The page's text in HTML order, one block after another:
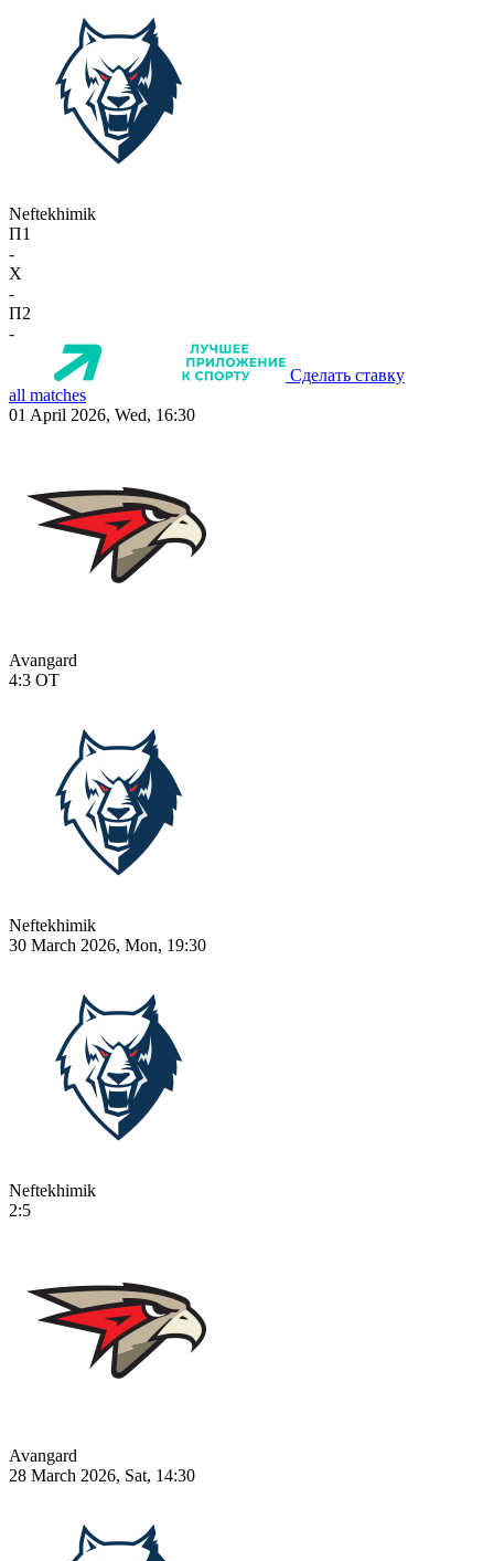
Neftekhimik
П1
-
X
-
П2
-
Сделать ставку
all matches
01 April 2026, Wed, 16:30
Avangard
4:3 OT
Neftekhimik
30 March 2026, Mon, 19:30
Neftekhimik
2:5
Avangard
28 March 2026, Sat, 14:30